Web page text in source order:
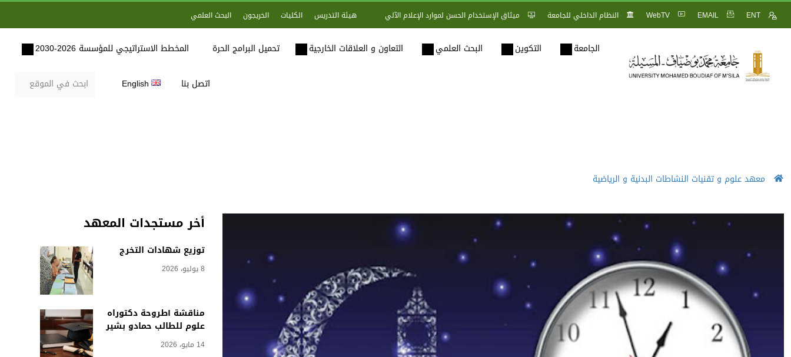
ENT
EMAIL
WebTV النظام الداخلي للجامعة ميثاق الإستخدام الحسن لموارد الإعلام الآلي هيئة التدريس الكليات الخريجون البحث العلمي
الجامعة التكوين البحث العلمي التعاون و العلاقات الخارجية تحميل البرامج الحرة المخطط الاستراتيجي للمؤسسة 2026-2030
اتصل بنا English
معهد علوم و تقنيات النشاطات البدنية و الرياضية
أخر مستجدات المعهد
توزيع شهادات التخرج
8 يوليو، 2026
مناقشة أطروحة دكتوراه
علوم للطالب حمادو بشير
14 مايو، 2026